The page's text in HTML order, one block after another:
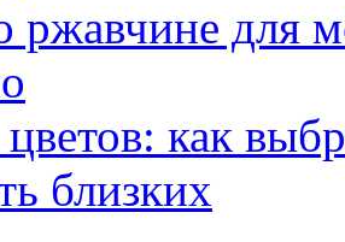
ржавчине для
как
близких